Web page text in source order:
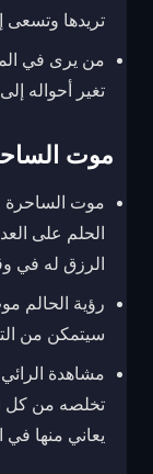
تريدها وتسعى
من يرى في
تغير أحواله
موت
موت الساحرة
الحلم على
الرزق له في
رؤية الحالم
سيتمكن من
مشاهدة
تخلصه من كل
يعاني منها في